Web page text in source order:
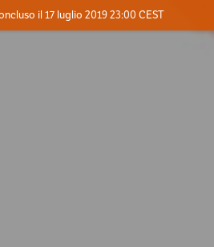
l'organizzatore
il 17 luglio 2019 23:00 CEST